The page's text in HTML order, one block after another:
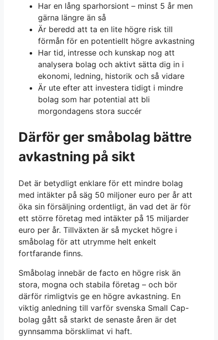
Har en lång sparhorsiont – minst 5 år men
gärna längre än så
Är beredd att ta en lite högre risk till
förmån för en potentiellt högre avkastning
Har tid, intresse och kunskap nog att
analysera bolag och aktivt sätta dig in i
ekonomi, ledning, historik och så vidare
Är ute efter att investera tidigt i mindre
bolag som har potential att bli
morgondagens stora succér
Därför ger småbolag bättre
avkastning på sikt
Det är betydligt enklare för ett mindre bolag
med intäkter på säg 50 miljoner euro per år att
öka sin försäljning ordentligt, än vad det är för
ett större företag med intäkter på 15 miljarder
euro per år. Tillväxten är så mycket högre i
småbolag för att utrymme helt enkelt
fortfarande finns.
Småbolag innebär de facto en högre risk än
stora, mogna och stabila företag – och bör
därför rimligtvis ge en högre avkastning. En
viktig anledning till varför svenska Small Cap-
bolag gått så starkt de senaste åren är det
gynnsamma börsklimat vi haft.